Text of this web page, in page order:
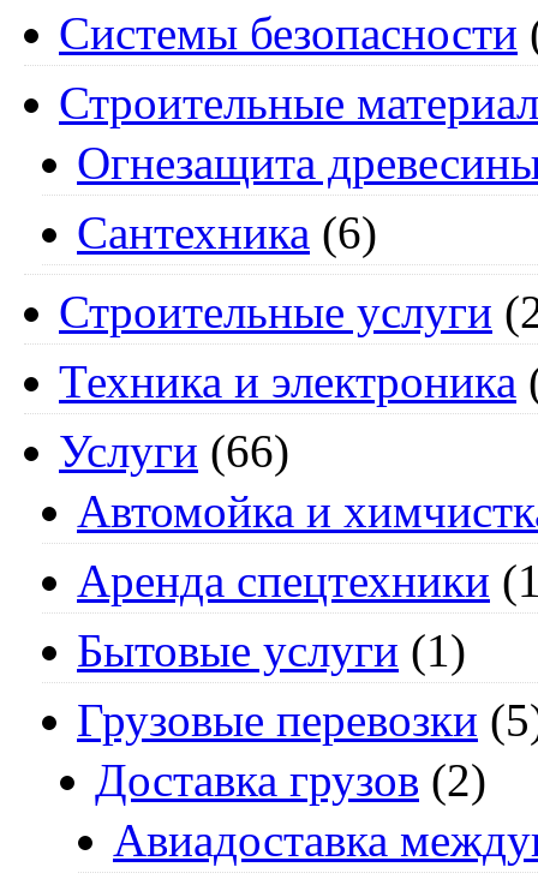
Системы безопасности
Строительные
Огнезащита
Сантехника (6)
Строительные услуги
Техника и электроника
Услуги (66)
Автомойка и
Аренда спецтехники
Бытовые услуги (1)
Грузовые перевозки
Доставка грузов (2)
Авиадоставка